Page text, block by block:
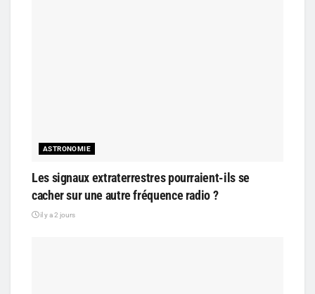
ASTRONOMIE
Les signaux extraterrestres pourraient-ils se
cacher sur une autre fréquence radio ?
il y a 2 jours